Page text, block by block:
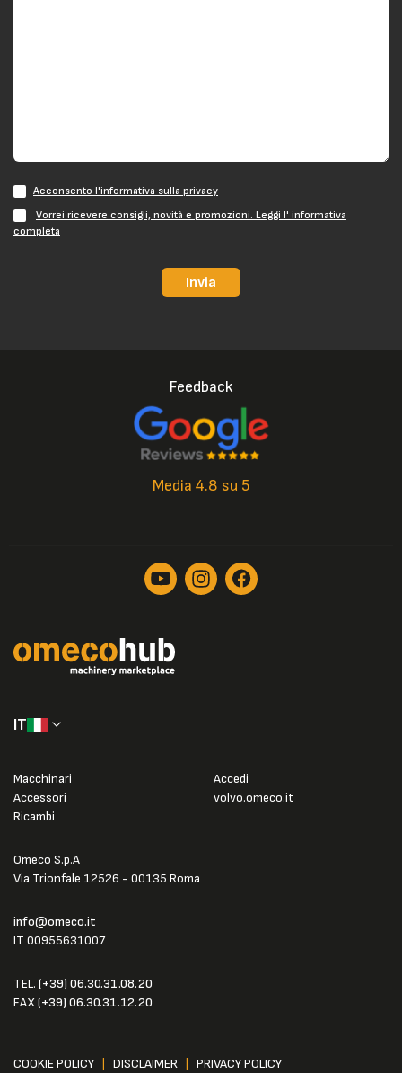
Acconsento l'informativa sulla privacy
Vorrei ricevere consigli, novità e promozioni. Leggi l' informativa
completa
Invia
Feedback
Media 4.8 su 5
IT
Omeco S.p.A
Via Trionfale 12526 - 00135 Roma
info@omeco.it
IT 00955631007
TEL. (+39) 06.30.31.08.20
FAX(+39) 06.30.31.12.20
Macchinari
Accessori
Ricambi
Accedi
volvo.omeco.it
COOKIE POLICY DISCLAIMER
PRIVACY POLICY